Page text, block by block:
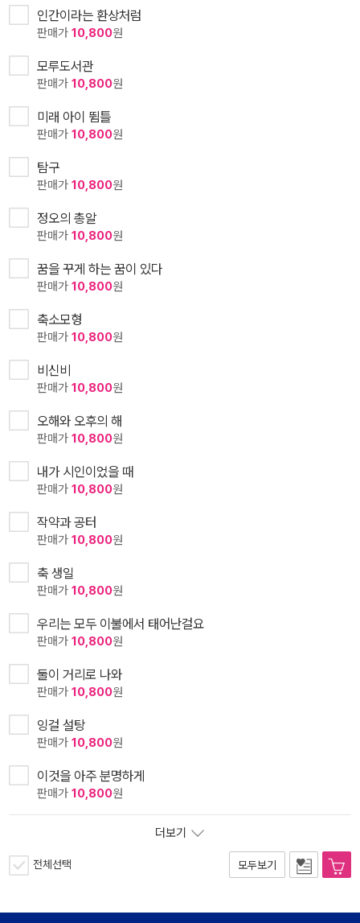
인간이라는 환상처럼
판매가 10,800원
모루도서관
판매가 10,800원
미래 아이 뜀틀
판매가 10,800원
탐구
판매가 10,800원
정오의 총알
판매가 10,800원
꿈을 꾸게 하는 꿈이 있다
판매가 10,800원
축소모형
판매가 10,800원
비신비
판매가 10,800원
오해와 오후의 해
판매가 10,800원
내가 시인이었을 때
판매가 10,800원
작약과 공터
판매가 10,800원
축 생일
판매가 10,800원
우리는 모두 이불에서 태어난걸요
판매가 10,800원
둘이 거리로 나와
판매가 10,800원
잉걸 설탕
판매가 10,800원
이것을 아주 분명하게
판매가 10,800원
더보기
전체선택 모두보기